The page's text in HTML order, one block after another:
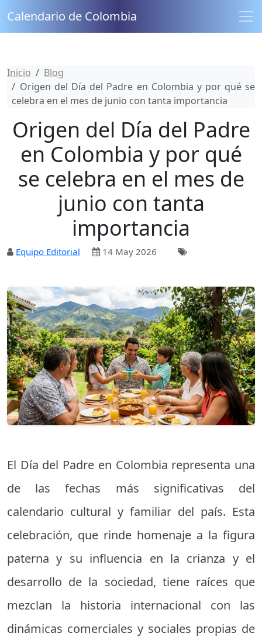
Calendario de Colombia
Inicio
Blog
Origen del Día del Padre en Colombia y por qué se
celebra en el mes de junio con tanta importancia
Origen del Día del Padre
en Colombia y por qué
se celebra en el mes de
junio con tanta
importancia
Equipo Editorial 14 May 2026
El Día del Padre en Colombia representa una
de las fechas más significativas del
calendario cultural y familiar del país. Esta
celebración, que rinde homenaje a la figura
paterna y su influencia en la crianza y el
desarrollo de la sociedad, tiene raíces que
mezclan la historia internacional con las
dinámicas comerciales y sociales propias de